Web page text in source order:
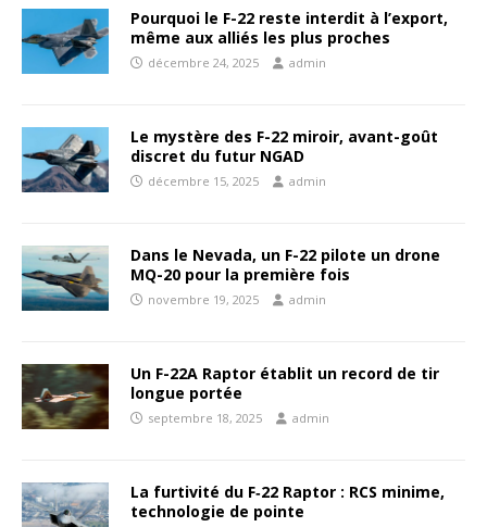
Pourquoi le F-22 reste interdit à l’export,
même aux alliés les plus proches
décembre 24, 2025 admin
Le mystère des F-22 miroir, avant-goût
discret du futur NGAD
décembre 15, 2025 admin
Dans le Nevada, un F-22 pilote un drone
MQ-20 pour la première fois
novembre 19, 2025 admin
Un F-22A Raptor établit un record de tir
longue portée
septembre 18, 2025 admin
La furtivité du F‑22 Raptor : RCS minime,
technologie de pointe